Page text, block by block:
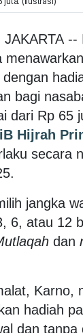
--
bagi
dari Rp 65
Hijrah
secara
jangka
6, atau 12
dan
Karno,
hadiah
dan tanpa